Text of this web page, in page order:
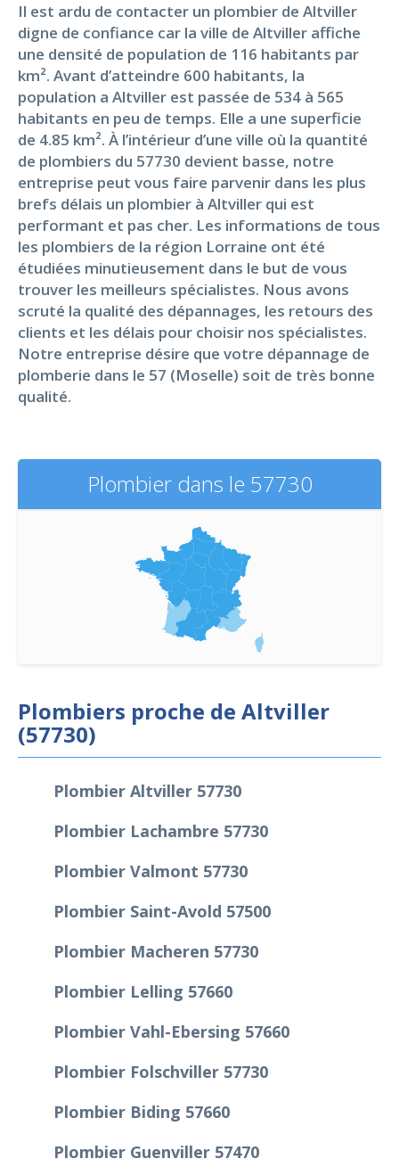
Il est ardu de contacter un plombier de Altviller
digne de confiance car la ville de Altviller affiche
une densité de population de 116 habitants par
km². Avant d’atteindre 600 habitants, la
population a Altviller est passée de 534 à 565
habitants en peu de temps. Elle a une superficie
de 4.85 km². À l’intérieur d’une ville où la quantité
de plombiers du 57730 devient basse, notre
entreprise peut vous faire parvenir dans les plus
brefs délais un plombier à Altviller qui est
performant et pas cher. Les informations de tous
les plombiers de la région Lorraine ont été
étudiées minutieusement dans le but de vous
trouver les meilleurs spécialistes. Nous avons
scruté la qualité des dépannages, les retours des
clients et les délais pour choisir nos spécialistes.
Notre entreprise désire que votre dépannage de
plomberie dans le 57 (Moselle) soit de très bonne
qualité.
Plombier dans le 57730
Plombiers proche de Altviller
(57730)
Plombier Altviller 57730
Plombier Lachambre 57730
Plombier Valmont 57730
Plombier Saint-Avold 57500
Plombier Macheren 57730
Plombier Lelling 57660
Plombier Vahl-Ebersing 57660
Plombier Folschviller 57730
Plombier Biding 57660
Plombier Guenviller 57470